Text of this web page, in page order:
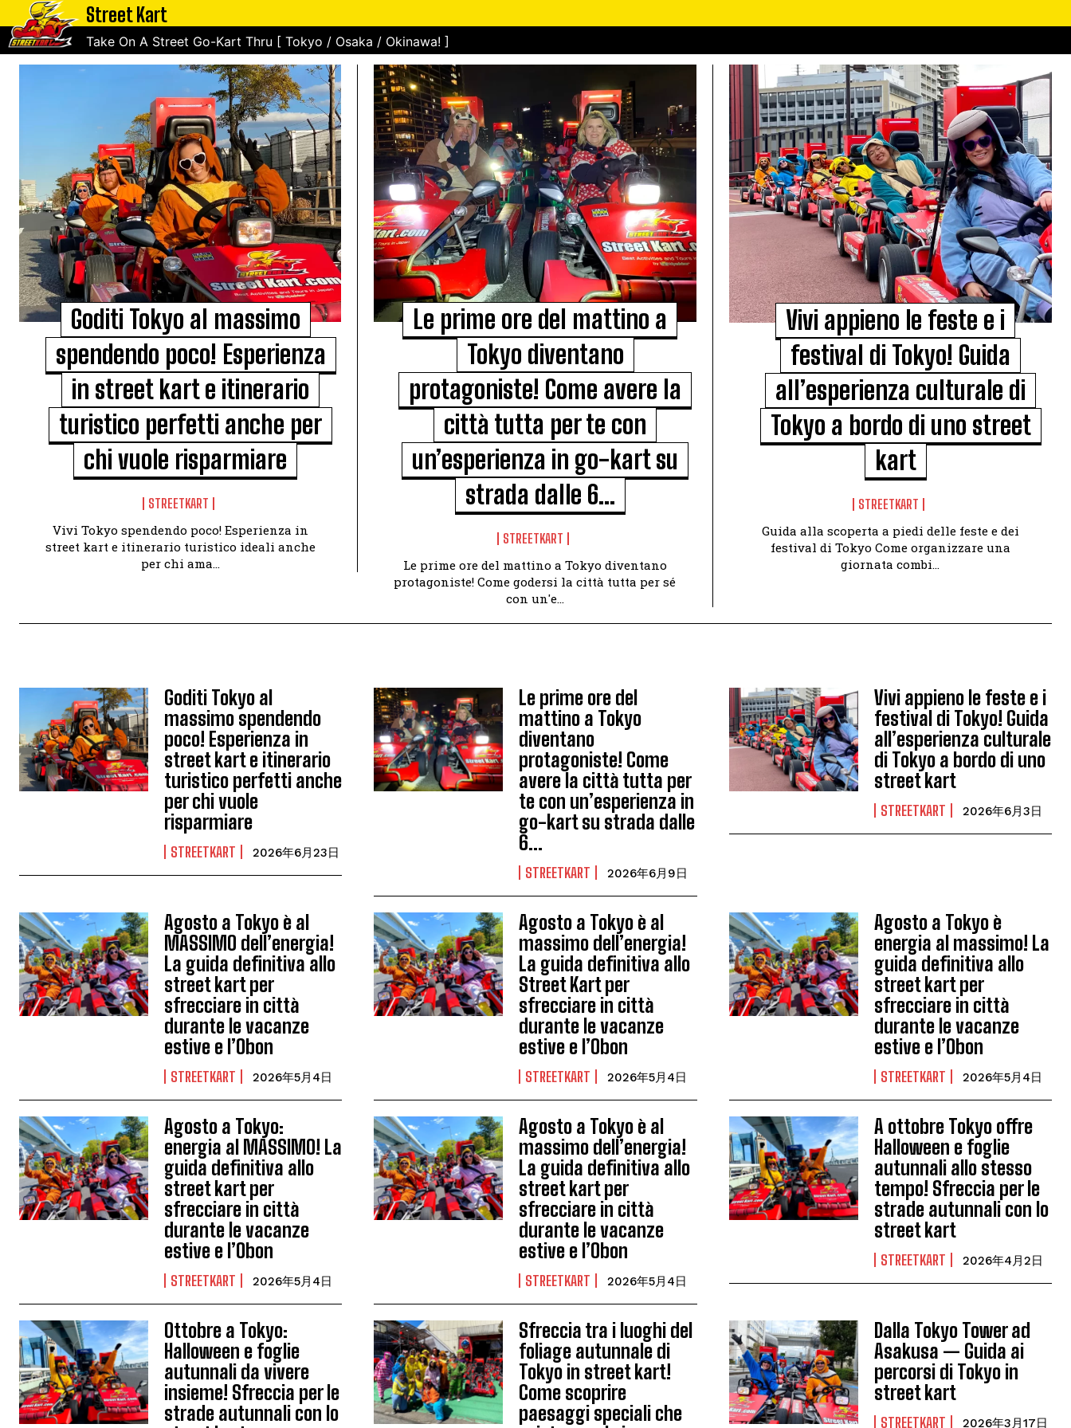
Street Kart
Take On A Street Go-Kart Thru [ Tokyo / Osaka / Okinawa! ]
Goditi Tokyo al massimo
spendendo poco! Esperienza
in street kart e itinerario
turistico perfetti anche per
chi vuole risparmiare
STREETKART
Vivi Tokyo spendendo poco! Esperienza in
street kart e itinerario turistico ideali anche
per chi ama...
Le prime ore del mattino a
Tokyo diventano
protagoniste! Come avere la
città tutta per te con
un’esperienza in go-kart su
strada dalle 6...
STREETKART
Le prime ore del mattino a Tokyo diventano
protagoniste! Come godersi la città tutta per sé
con un'e...
Vivi appieno le feste e i
festival di Tokyo! Guida
all’esperienza culturale di
Tokyo a bordo di uno street
kart
STREETKART
Guida alla scoperta a piedi delle feste e dei
festival di Tokyo Come organizzare una
giornata combi...
Goditi Tokyo al
massimo spendendo
poco! Esperienza in
street kart e itinerario
turistico perfetti anche
per chi vuole
risparmiare
STREETKART 2026年6月23日
Le prime ore del
mattino a Tokyo
diventano
protagoniste! Come
avere la città tutta per
te con un’esperienza in
go-kart su strada dalle
6...
STREETKART 2026年6月9日
Vivi appieno le feste e i
festival di Tokyo! Guida
all’esperienza culturale
di Tokyo a bordo di uno
street kart
STREETKART 2026年6月3日
Agosto a Tokyo è al
MASSIMO dell’energia!
La guida definitiva allo
street kart per
sfrecciare in città
durante le vacanze
estive e l’Obon
STREETKART 2026年5月4日
Agosto a Tokyo è al
massimo dell’energia!
La guida definitiva allo
Street Kart per
sfrecciare in città
durante le vacanze
estive e l’Obon
STREETKART 2026年5月4日
Agosto a Tokyo è
energia al massimo! La
guida definitiva allo
street kart per
sfrecciare in città
durante le vacanze
estive e l’Obon
STREETKART 2026年5月4日
Agosto a Tokyo:
energia al MASSIMO! La
guida definitiva allo
street kart per
sfrecciare in città
durante le vacanze
estive e l’Obon
STREETKART 2026年5月4日
Agosto a Tokyo è al
massimo dell’energia!
La guida definitiva allo
street kart per
sfrecciare in città
durante le vacanze
estive e l’Obon
STREETKART 2026年5月4日
A ottobre Tokyo offre
Halloween e foglie
autunnali allo stesso
tempo! Sfreccia per le
strade autunnali con lo
street kart
STREETKART 2026年4月2日
Ottobre a Tokyo:
Halloween e foglie
autunnali da vivere
insieme! Sfreccia per le
strade autunnali con lo
Sfreccia tra i luoghi del
foliage autunnale di
Tokyo in street kart!
Come scoprire
paesaggi speciali che
Dalla Tokyo Tower ad
Asakusa — Guida ai
percorsi di Tokyo in
street kart
STREETKART 2026年3月17日